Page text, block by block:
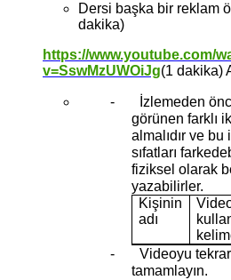
Dersi başka bir reklam
dakika)
https://www.youtube.com/
v=SswMzUWOiJg(1 dakika)
-
İzlemeden
görünen farklı
almalıdır ve bu
sıfatları
fiziksel olarak
yazabilirler.
Kişinin
adı
-
Videoyu
tamamlayın.